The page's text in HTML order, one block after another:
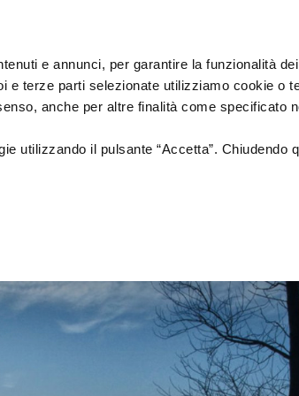
e annunci, per garantire la funzionalità
e terze parti selezionate utilizziamo cookie o
anche per altre finalità come specificato
utilizzando il pulsante “Accetta”. Chiudendo
PROMOZIONE
Azioni di Sistema
Catalogo Opere Sostenute
SALE
cura
Assessorato
Cultura
Paesaggio